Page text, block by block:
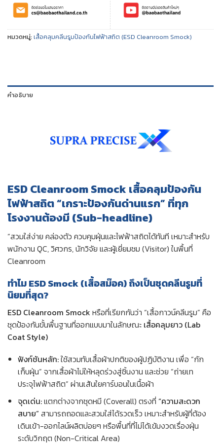
หมวดหมู่: เสื้อคลุมคลีนรูมป้องกันไฟฟ้าสถิต (ESD Cleanroom Smock)
คำอธิบาย
ESD Cleanroom Smock เสื้อคลุมป้องกัน
ไฟฟ้าสถิต “เกราะป้องกันด่านแรก” ที่ทุก
โรงงานต้องมี(Sub-headline)
“สวมใส่ง่าย คล่องตัว ควบคุมฝุ่นและไฟฟ้าสถิตได้ทันที เหมาะสำหรับ
พนักงาน QC, วิศวกร, นักวิจัย และผู้เยี่ยมชม (Visitor) ในพื้นที่
Cleanroom
ทำไม ESD Smock (เสื้อสม๊อค) ถึงเป็นชุดคลีนรูมที่
นิยมที่สุด?
ESD Cleanroom Smock หรือที่เรียกกันว่า “เสื้อกาวน์คลีนรูม” คือ
ชุดป้องกันขั้นพื้นฐานที่ออกแบบมาในลักษณะ เสื้อคลุมยาว (Lab
Coat Style)
ฟังก์ชันหลัก:ใช้สวมทับเสื้อผ้าปกติของผู้ปฏิบัติงาน เพื่อ “กัก
เก็บฝุ่น” จากเสื้อผ้าไม่ให้หลุดร่วงสู่ชิ้นงาน และช่วย “ถ่ายเท
ประจุไฟฟ้าสถิต” ผ่านเส้นใยคาร์บอนในเนื้อผ้า
จุดเด่น:แตกต่างจากชุดหมี (Coverall) ตรงที่ “ความสะดวก
สบาย” สามารถถอดและสวมใส่ได้รวดเร็ว เหมาะสำหรับผู้ที่ต้อง
เดินเข้า-ออกไลน์ผลิตบ่อยๆ หรือพื้นที่ที่ไม่ได้เข้มงวดเรื่องฝุ่น
ระดับวิกฤต (Non-Critical Area)